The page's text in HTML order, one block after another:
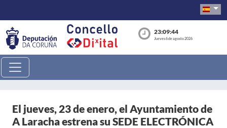
23:09:44
Jueves 6 de agosto 2026
El jueves, 23 de enero, el Ayuntamiento de
A Laracha estrena su SEDE ELECTRÓNICA